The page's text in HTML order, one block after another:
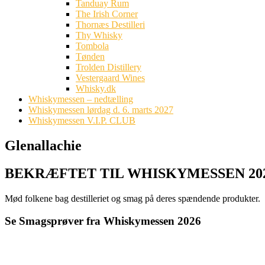
Tanduay Rum
The Irish Corner
Thornæs Destilleri
Thy Whisky
Tombola
Tønden
Trolden Distillery
Vestergaard Wines
Whisky.dk
Whiskymessen – nedtælling
Whiskymessen lørdag d. 6. marts 2027
Whiskymessen V.I.P. CLUB
Glenallachie
BEKRÆFTET TIL WHISKYMESSEN
Mød folkene bag destilleriet og smag på deres spændende produkter.
Se Smagsprøver fra Whiskymessen 2026